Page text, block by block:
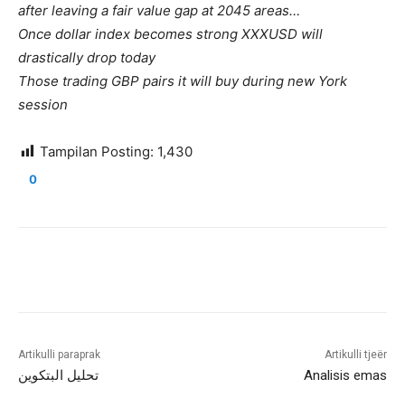
after leaving a fair value gap at 2045 areas…
Once dollar index becomes strong XXXUSD will
drastically drop today
Those trading GBP pairs it will buy during new York
session
Tampilan Posting: 1,430
0
Artikulli paraprak
تحليل البتكوين
Artikulli tjeër
Analisis emas